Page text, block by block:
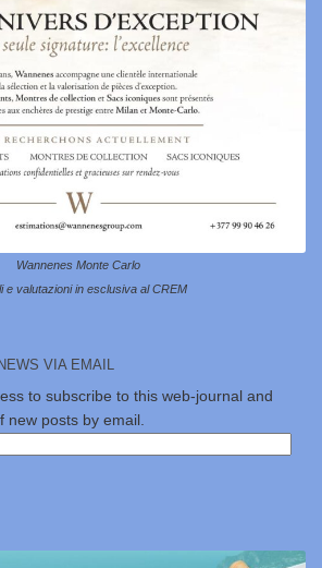
Wannenes Monte Carlo
e valutazioni in esclusiva al CREM
VIA EMAIL
to subscribe to this web-journal and
new posts by email.